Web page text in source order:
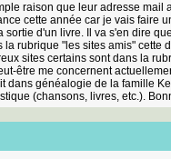
raison que leur adresse mail
cette année car je vais faire
d'un livre. Il va s'en dire
rubrique "les sites amis" cette
sites certains sont dans la
être me concernent
dans généalogie de la famille
(chansons, livres, etc.).